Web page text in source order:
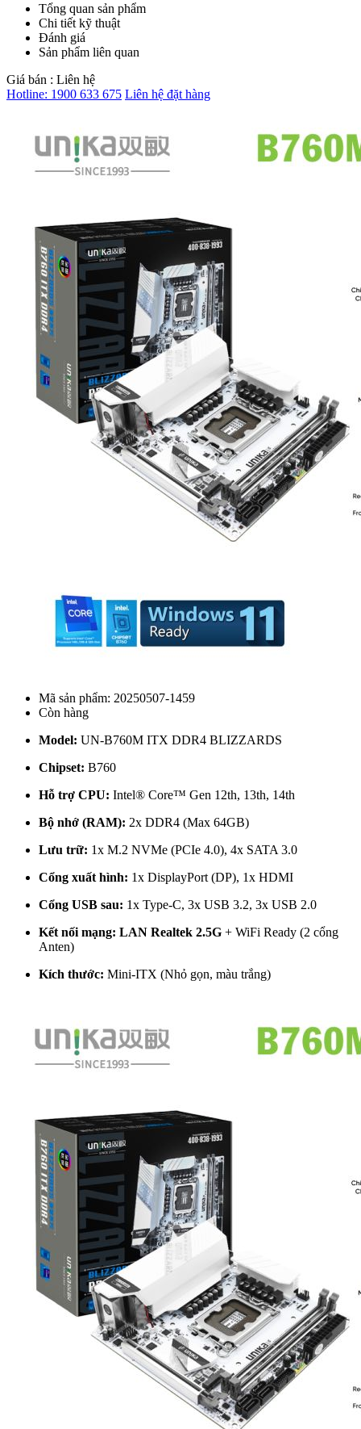
Tổng quan sản phẩm
Chi tiết kỹ thuật
Đánh giá
Sản phẩm liên quan
Giá bán : Liên hệ
Hotline: 1900 633 675 Liên hệ đặt hàng
Mã sản phẩm: 20250507-1459
Còn hàng
Model: UN-B760M ITX DDR4 BLIZZARDS
Chipset: B760
Hỗ trợ CPU: Intel® Core™ Gen 12th, 13th, 14th
Bộ nhớ (RAM): 2x DDR4 (Max 64GB)
Lưu trữ: 1x M.2 NVMe (PCIe 4.0), 4x SATA 3.0
Cổng xuất hình: 1x DisplayPort (DP), 1x HDMI
Cổng USB sau: 1x Type-C, 3x USB 3.2, 3x USB 2.0
Kết nối mạng: LAN Realtek 2.5G + WiFi Ready (2 cổng
Anten)
Kích thước: Mini-ITX (Nhỏ gọn, màu trắng)